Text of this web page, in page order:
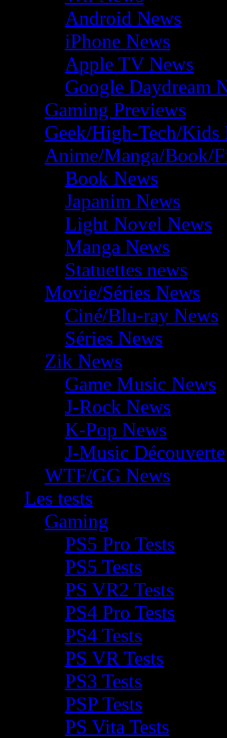
Android News
iPhone News
Apple TV News
Google Daydream
Gaming Previews
Geek/High-Tech/Kids
Anime/Manga/Book/
Book News
Japanim News
Light Novel News
Manga News
Statuettes news
Movie/Séries News
Ciné/Blu-ray News
Séries News
Zik News
Game Music News
J-Rock News
K-Pop News
J-Music Découverte
WTF/GG News
Les tests
Gaming
PS5 Pro Tests
PS5 Tests
PS VR2 Tests
PS4 Pro Tests
PS4 Tests
PS VR Tests
PS3 Tests
PSP Tests
PS Vita Tests